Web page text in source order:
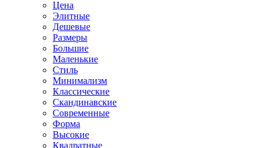
Цена
Элитные
Дешевые
Размеры
Большие
Маленькие
Стиль
Минимализм
Классические
Скандинавские
Современные
Форма
Высокие
Квадратные